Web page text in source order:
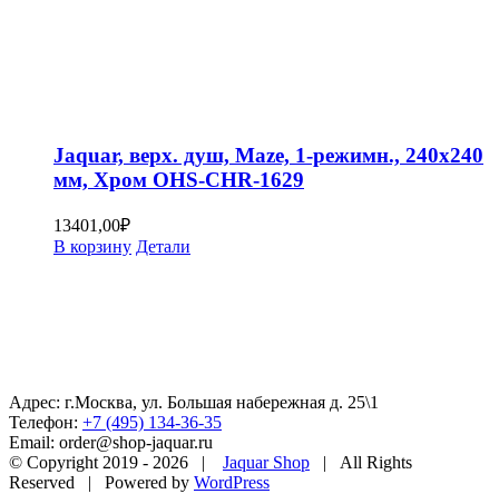
Jaquar, верх. душ, Maze, 1-режимн., 240х240
мм, Хром OHS-CHR-1629
13401,00₽
В корзину Детали
Адрес: г.Москва, ул. Большая набережная д. 25\1
Телефон: +7 (495) 134-36-35
Email: order@shop-jaquar.ru
© Copyright 2019 - 2026 | Jaquar Shop | All Rights
Reserved | Powered by WordPress